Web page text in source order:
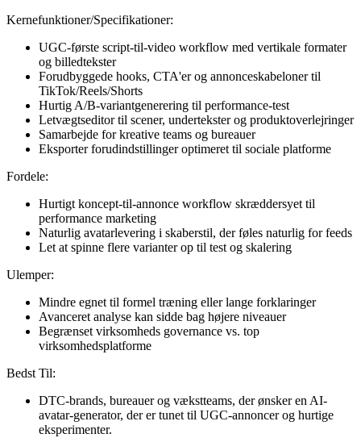
Kernefunktioner/Specifikationer:
UGC-første script-til-video workflow med vertikale formater
og billedtekster
Forudbyggede hooks, CTA'er og annonceskabeloner til
TikTok/Reels/Shorts
Hurtig A/B-variantgenerering til performance-test
Letvægtseditor til scener, undertekster og produktoverlejringer
Samarbejde for kreative teams og bureauer
Eksporter forudindstillinger optimeret til sociale platforme
Fordele:
Hurtigt koncept-til-annonce workflow skræddersyet til
performance marketing
Naturlig avatarlevering i skaberstil, der føles naturlig for feeds
Let at spinne flere varianter op til test og skalering
Ulemper:
Mindre egnet til formel træning eller lange forklaringer
Avanceret analyse kan sidde bag højere niveauer
Begrænset virksomheds governance vs. top
virksomhedsplatforme
Bedst Til:
DTC-brands, bureauer og vækstteams, der ønsker en AI-
avatar-generator, der er tunet til UGC-annoncer og hurtige
eksperimenter.